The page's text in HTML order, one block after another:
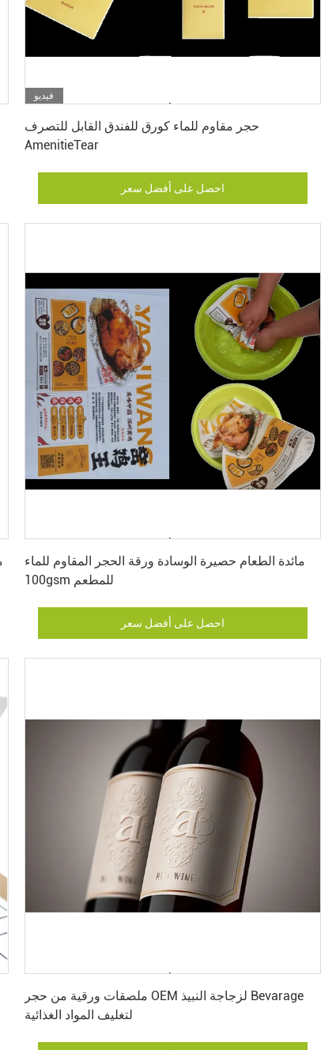
اترك رسالة
إرسال
فيديو
حجر مقاوم للماء كورق للفندق القابل للتصرف
AmenitieTear
احصل على أفضل سعر
مائدة الطعام حصيرة الوسادة ورقة الحجر المقاوم للماء
100gsm للمطعم
احصل على أفضل سعر
ملصقات ورقية من حجر OEM لزجاجة النبيذ Bevarage
لتغليف المواد الغذائية